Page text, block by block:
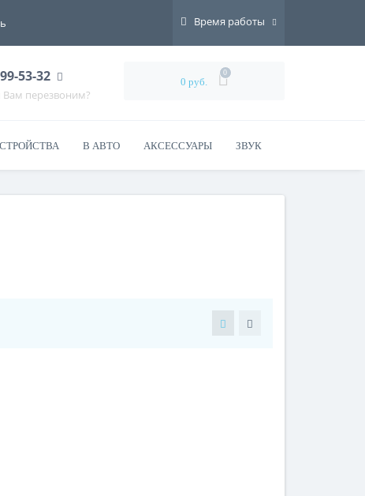
Время работы
53-32
перезвоним?
0 руб.
0
В АВТО АКСЕССУАРЫ ЗВУК